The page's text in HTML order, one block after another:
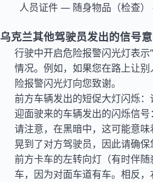
人员证件 — 随身物品（检查
乌克兰其他驾驶员发出的信号意
行驶中开启危险报警闪光灯表示
情况。例如，如果您在路上让
险报警闪光灯向您致谢。
前方车辆发出的短促大灯闪烁：
迎面驶来的车辆发出的闪烁信号
请注意，在黑暗中，这可能意
晃到了对方驾驶员，因此请确保
前方卡车的左转向灯（有时伴
车，因为对面车道有车。相反